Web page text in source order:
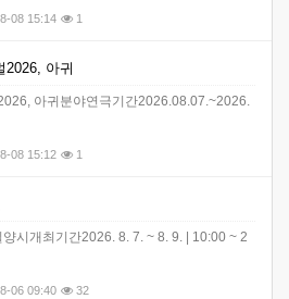
08 15:14 1
2026, 아귀
아귀분야연극기간2026.08.07.~2026.
08 15:12 1
시개최기간2026. 8. 7. ~ 8. 9. | 10:00 ~ 2
06 09:40 32